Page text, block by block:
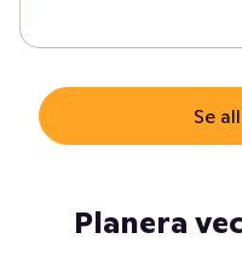
Se
Planera